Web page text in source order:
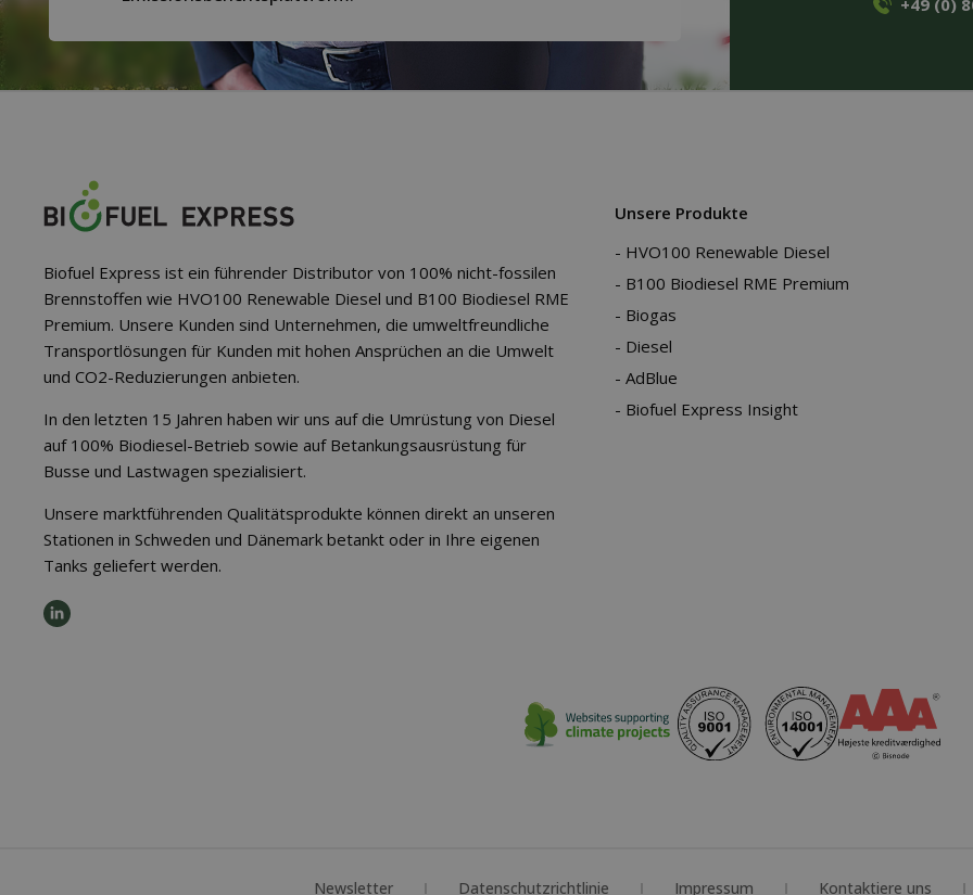
+49 (0)
Biofuel Express ist ein führender Distributor von 100% nicht-fossilen
Brennstoffen wie HVO100 Renewable Diesel und B100 Biodiesel RME
Premium. Unsere Kunden sind Unternehmen, die umweltfreundliche
Transportlösungen für Kunden mit hohen Ansprüchen an die Umwelt
und CO2-Reduzierungen anbieten.
In den letzten 15 Jahren haben wir uns auf die Umrüstung von Diesel
auf 100% Biodiesel-Betrieb sowie auf Betankungsausrüstung für
Busse und Lastwagen spezialisiert.
Unsere marktführenden Qualitätsprodukte können direkt an unseren
Stationen in Schweden und Dänemark betankt oder in Ihre eigenen
Tanks geliefert werden.
Unsere Produkte
HVO100 Renewable Diesel
B100 Biodiesel RME Premium
Biogas
Diesel
AdBlue
Biofuel Express Insight
Newsletter Datenschutzrichtlinie Impressum Kontaktiere uns